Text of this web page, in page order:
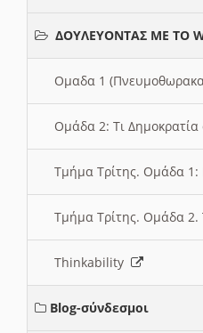
ΔΟΥΛΕΥΟΝΤΑΣ ΜΕ ΤΟ
Ομαδα 1
Ομάδα 2: Τι
Τμήμα Τρίτης. Ομάδα
Τμήμα Τρίτης. Ομάδα 2.
Thinkability
Blog-σύνδεσμοι